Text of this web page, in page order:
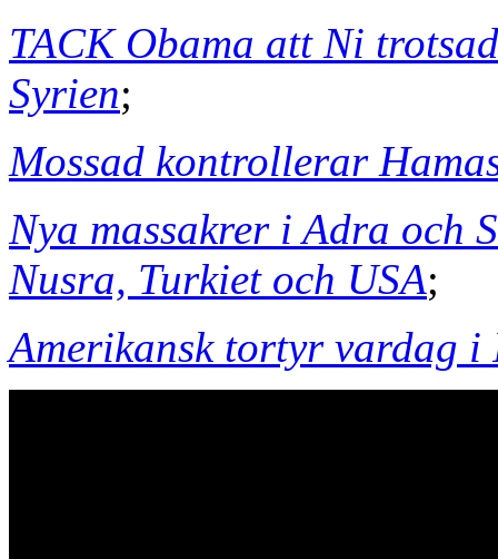
TACK Obama att Ni
Syrien;
Mossad kontrollerar
Nya massakrer i Adra och
Nusra, Turkiet och USA;
Amerikansk tortyr vardag i